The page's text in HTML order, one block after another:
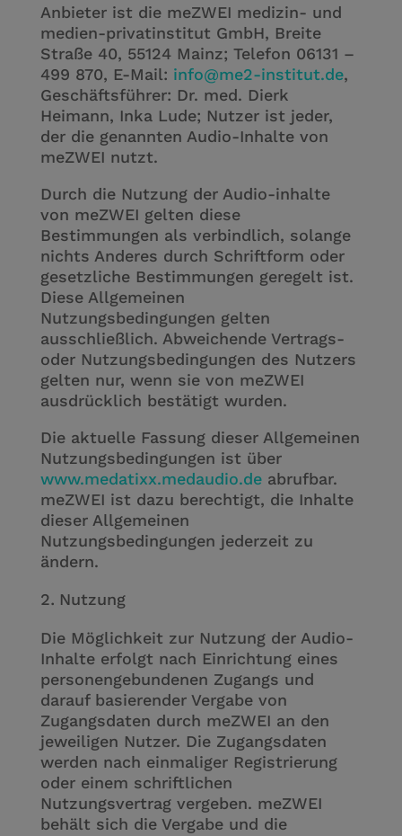
Anbieter ist die meZWEI medizin- und
medien-privatinstitut GmbH, Breite
Straße 40, 55124 Mainz; Telefon 06131 –
499 870, E-Mail: info@me2-institut.de,
Geschäftsführer: Dr. med. Dierk
Heimann, Inka Lude; Nutzer ist jeder,
der die genannten Audio-Inhalte von
meZWEI nutzt.
Durch die Nutzung der Audio-inhalte
von meZWEI gelten diese
Bestimmungen als verbindlich, solange
nichts Anderes durch Schriftform oder
gesetzliche Bestimmungen geregelt ist.
Diese Allgemeinen
Nutzungsbedingungen gelten
ausschließlich. Abweichende Vertrags-
oder Nutzungsbedingungen des Nutzers
gelten nur, wenn sie von meZWEI
ausdrücklich bestätigt wurden.
Die aktuelle Fassung dieser Allgemeinen
Nutzungsbedingungen ist über
www.medatixx.medaudio.deabrufbar.
meZWEI ist dazu berechtigt, die Inhalte
dieser Allgemeinen
Nutzungsbedingungen jederzeit zu
ändern.
Nutzung
Die Möglichkeit zur Nutzung der Audio-
Inhalte erfolgt nach Einrichtung eines
personengebundenen Zugangs und
darauf basierender Vergabe von
Zugangsdaten durch meZWEI an den
jeweiligen Nutzer. Die Zugangsdaten
werden nach einmaliger Registrierung
oder einem schriftlichen
Nutzungsvertrag vergeben. meZWEI
behält sich die Vergabe und die